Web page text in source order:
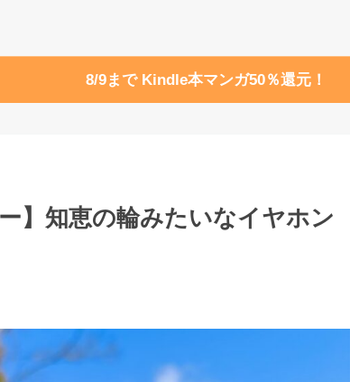
8/9まで Kindle本マンガ50％還元！
】知恵の輪みたいなイヤホン